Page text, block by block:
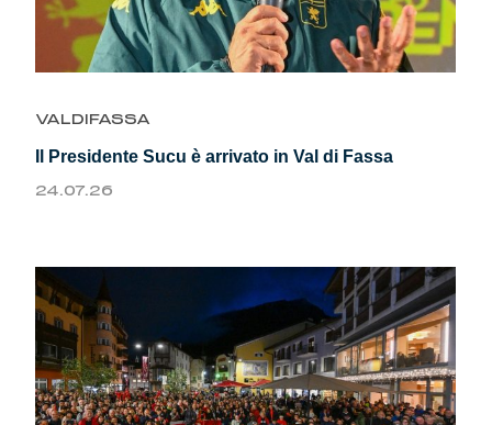
Summer Sale
Accessori
Party
Outlet
VALDIFASSA
Il Presidente Sucu è arrivato in Val di Fassa
24.07.26